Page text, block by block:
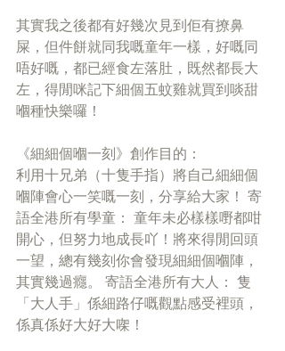
其實我之後都有好幾次見到佢有撩鼻
屎，但件餅就同我嘅童年一樣，好嘅同
唔好嘅，都已經食左落肚，既然都長大
左，得閒咪記下細個五蚊雞就買到啖甜
嗰種快樂囉！
《細細個嗰一刻》創作目的：
利用十兄弟（十隻手指）將自己細細個
嗰陣會心一笑嘅一刻，分享給大家！ 寄
語全港所有學童： 童年未必樣樣嘢都咁
開心，但努力地成長吖！將來得閒回頭
一望，總有幾刻你會發現細細個嗰陣，
其實幾過癮。 寄語全港所有大人： 隻
「大人手」係細路仔嘅觀點感受裡頭，
係真係好大好大㗎！